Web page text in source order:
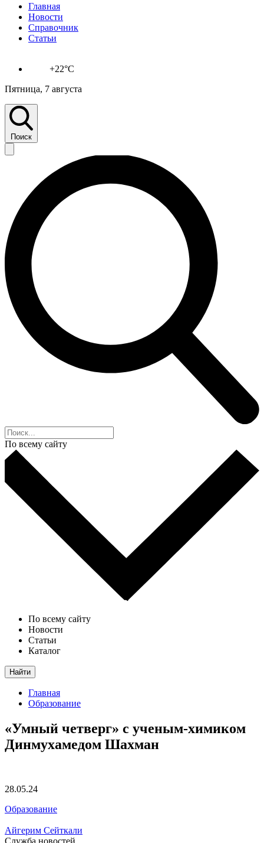
Главная
Новости
Справочник
Статьи
+22°C
Пятница, 7 августа
Поиск
По всему сайту
По всему сайту
Новости
Статьи
Каталог
Найти
Главная
Образование
«Умный четверг» с ученым-химиком
Динмухамедом Шахман
28.05.24
Образование
Айгерим Сейткали